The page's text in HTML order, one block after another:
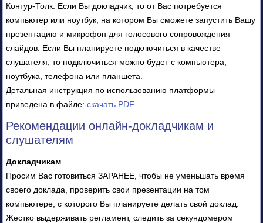
Контур-Толк. Если Вы докладчик, то от Вас потребуется
компьютер или ноутбук, на котором Вы сможете запустить Вашу
презентацию и микрофон для голосового сопровождения
слайдов. Если Вы планируете подключиться в качестве
слушателя, то подключиться можно будет с компьютера,
ноутбука, телефона или планшета.
Детальная инструкция по использованию платформы
приведена в файле:скачать PDF
Рекомендации онлайн-докладчикам и
слушателям
Докладчикам
Просим Вас готовиться ЗАРАНЕЕ, чтобы не уменьшать время
своего доклада, проверить свои презентации на том
компьютере, с которого Вы планируете делать свой доклад.
Жестко выдерживать регламент, следить за секундомером